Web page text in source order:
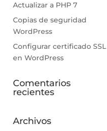
Actualizar a PHP 7
Copias de seguridad
WordPress
Configurar certificado SSL
en WordPress
Comentarios
recientes
Archivos